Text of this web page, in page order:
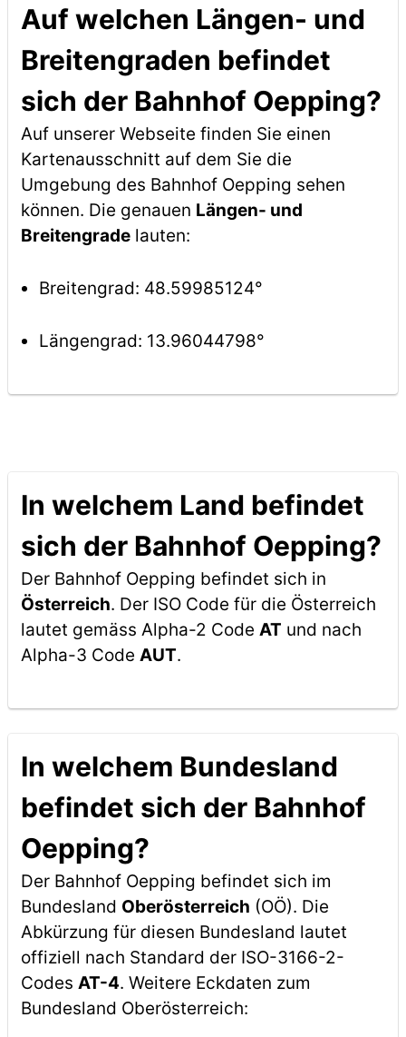
Auf welchen Längen- und
Breitengraden befindet
sich der Bahnhof Oepping?
Auf unserer Webseite finden Sie einen
Kartenausschnitt auf dem Sie die
Umgebung des Bahnhof Oepping sehen
können. Die genauen Längen- und
Breitengradelauten:
Breitengrad: 48.59985124°
Längengrad: 13.96044798°
In welchem Land befindet
sich der Bahnhof Oepping?
Der Bahnhof Oepping befindet sich in
Österreich. Der ISO Code für die Österreich
lautet gemäss Alpha-2 Code AT und nach
Alpha-3 Code AUT.
In welchem Bundesland
befindet sich der Bahnhof
Oepping?
Der Bahnhof Oepping befindet sich im
Bundesland Oberösterreich (OÖ). Die
Abkürzung für diesen Bundesland lautet
offiziell nach Standard der ISO-3166-2-
Codes AT-4. Weitere Eckdaten zum
Bundesland Oberösterreich: